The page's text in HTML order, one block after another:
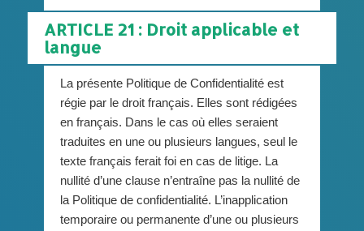
ARTICLE 21 : Droit applicable et
langue
La présente Politique de Confidentialité est
régie par le droit français. Elles sont rédigées
en français. Dans le cas où elles seraient
traduites en une ou plusieurs langues, seul le
texte français ferait foi en cas de litige. La
nullité d’une clause n’entraîne pas la nullité de
la Politique de confidentialité. L’inapplication
temporaire ou permanente d’une ou plusieurs